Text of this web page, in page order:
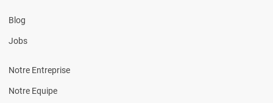
Blog
Jobs
Notre Entreprise
Notre Equipe